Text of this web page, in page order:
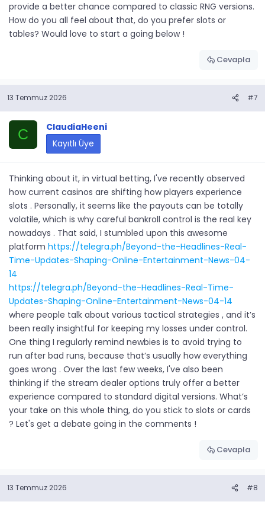
provide a better chance compared to classic RNG versions.
How do you all feel about that, do you prefer slots or
tables? Would love to start a going below !
Cevapla
13 Temmuz 2026 #7
C
ClaudiaHeeni
Kayıtlı Üye
Thinking about it, in virtual betting, I've recently observed
how current casinos are shifting how players experience
slots . Personally, it seems like the payouts can be totally
volatile, which is why careful bankroll control is the real key
nowadays . That said, I stumbled upon this awesome
platform https://telegra.ph/Beyond-the-Headlines-Real-
Time-Updates-Shaping-Online-Entertainment-News-04-
14
https://telegra.ph/Beyond-the-Headlines-Real-Time-
Updates-Shaping-Online-Entertainment-News-04-14
where people talk about various tactical strategies , and it’s
been really insightful for keeping my losses under control.
One thing I regularly remind newbies is to avoid trying to
run after bad runs, because that’s usually how everything
goes wrong . Over the last few weeks, I've also been
thinking if the stream dealer options truly offer a better
experience compared to standard digital versions. What’s
your take on this whole thing, do you stick to slots or cards
? Let's get a debate going in the comments !
Cevapla
13 Temmuz 2026 #8